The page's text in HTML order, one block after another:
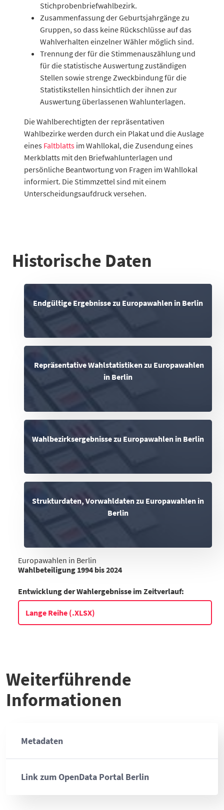
Stichprobenbriefwahlbezirk.
Zusammenfassung der Geburtsjahrgänge zu
Gruppen, so dass keine Rückschlüsse auf das
Wahlverhalten einzelner Wähler möglich sind.
Trennung der für die Stimmenauszählung und
für die statistische Auswertung zuständigen
Stellen sowie strenge Zweckbindung für die
Statistikstellen hinsichtlich der ihnen zur
Auswertung überlassenen Wahlunterlagen.
Die Wahlberechtigten der repräsentativen
Wahlbezirke werden durch ein Plakat und die Auslage
eines Faltblatts im Wahllokal, die Zusendung eines
Merkblatts mit den Briefwahlunterlagen und
persönliche Beantwortung von Fragen im Wahllokal
informiert. Die Stimmzettel sind mit einem
Unterscheidungsaufdruck versehen.
Historische Daten
Endgültige Ergebnisse zu Europawahlen in Berlin
Repräsentative Wahlstatistiken zu Europawahlen
in Berlin
Wahlbezirksergebnisse zu Europawahlen in Berlin
Strukturdaten, Vorwahldaten zu Europawahlen in
Berlin
Europawahlen in Berlin
Wahlbeteiligung 1994 bis 2024
Datentabelle: Europawahlen in Berlin – Wahlbeteiligung 1994
1994
53,5
1999
39,9
2004
38,6
2024
62,2
Entwicklung der Wahlergebnisse im Zeitverlauf:
Lange Reihe (.XLSX)
Weiterführende
Informationen
Metadaten
Link zum OpenData Portal Berlin